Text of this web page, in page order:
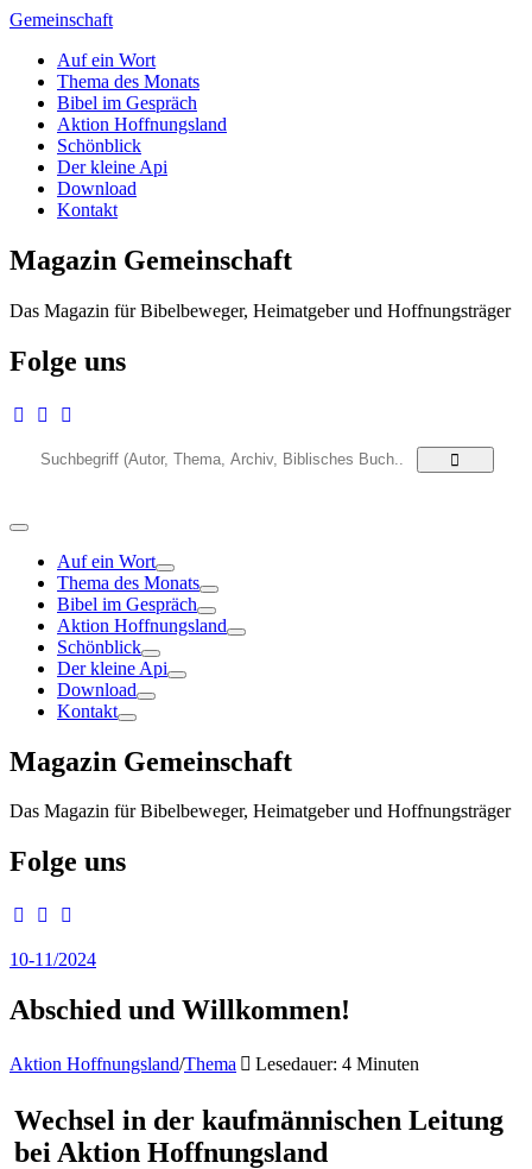
Zum
springen
Gemeinschaft
Auf ein Wort
Thema des Monats
Bibel im Gespräch
Aktion Hoffnungsland
Schönblick
Der kleine Api
Download
Kontakt
Magazin Gemeinschaft
Das Magazin für Bibelbeweger, Heimatgeber und Hoffnungsträger
Folge uns
Auf ein Wort
Thema des Monats
Bibel im Gespräch
Aktion Hoffnungsland
Schönblick
Der kleine Api
Download
Kontakt
Magazin Gemeinschaft
Das Magazin für Bibelbeweger, Heimatgeber und Hoffnungsträger
Folge uns
10-11/2024
Abschied und Willkommen!
Aktion Hoffnungsland/Thema Lesedauer: 4 Minuten
Wechsel in der kaufmännischen Leitung
bei Aktion Hoffnungsland